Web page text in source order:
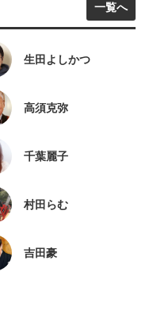
一覧へ
生田よしかつ
高須克弥
千葉麗子
村田らむ
吉田豪